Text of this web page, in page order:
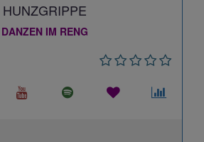
HUNZGRIPPE
DANZEN IM RENG